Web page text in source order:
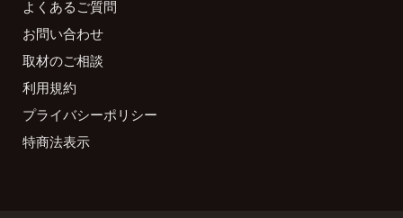
よくあるご質問
お問い合わせ
取材のご相談
利用規約
プライバシーポリシー
特商法表示